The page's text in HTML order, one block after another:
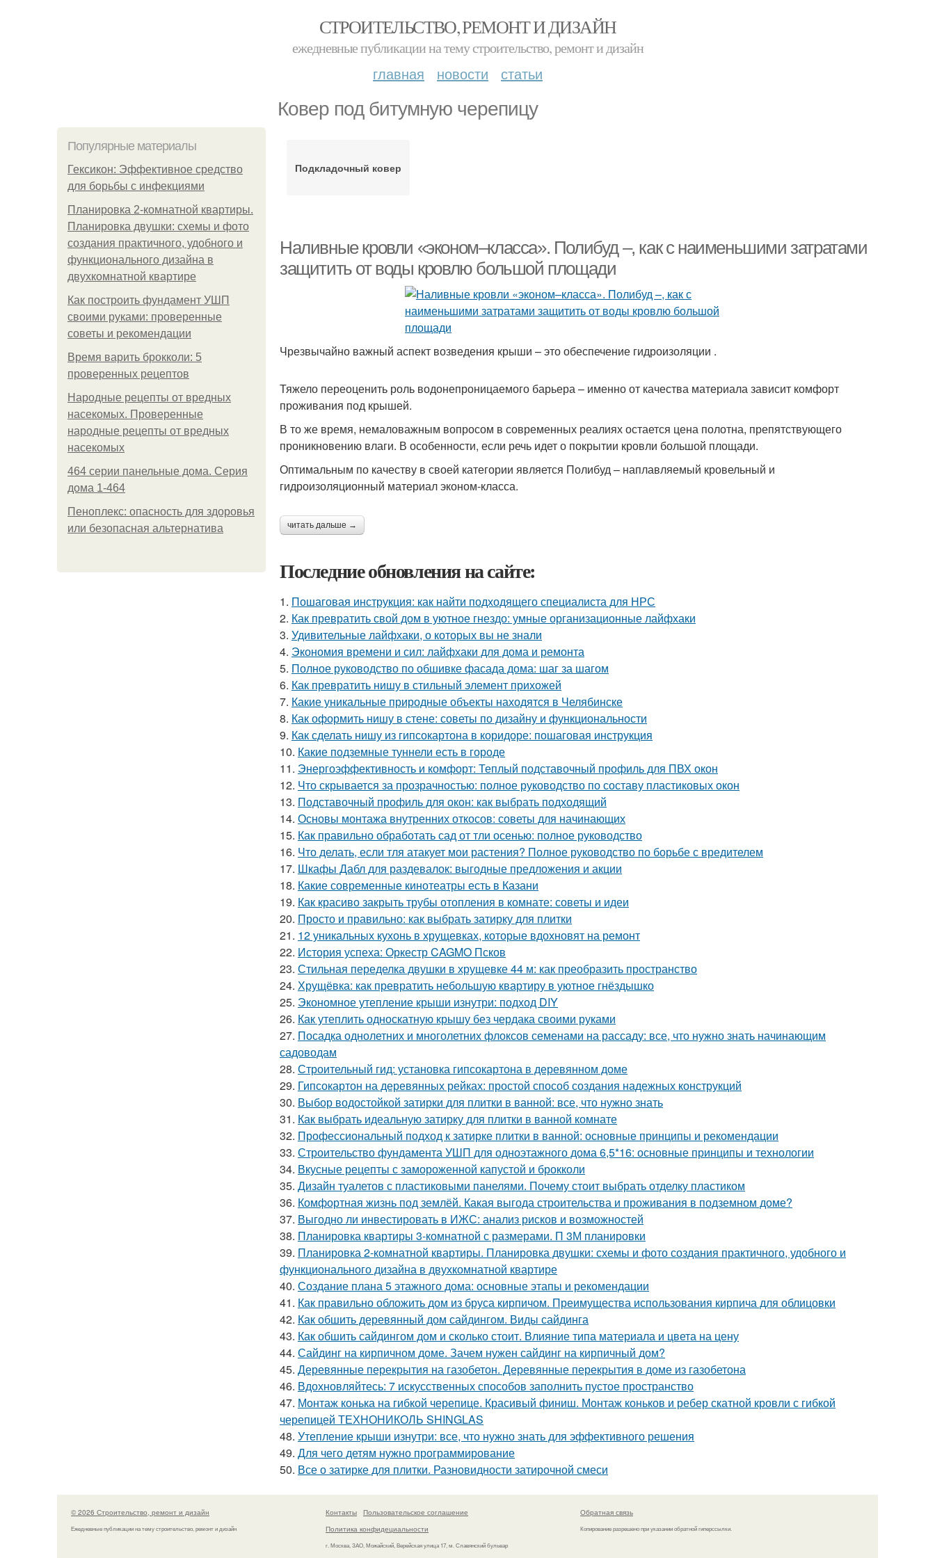
СТРОИТЕЛЬСТВО, РЕМОНТ И ДИЗАЙН
ежедневные публикации на тему строительство, ремонт и дизайн
главная новости статьи
Ковер под битумную черепицу
Популярные материалы
Гексикон: Эффективное средство
для борьбы с инфекциями
Планировка 2-комнатной квартиры.
Планировка двушки: схемы и фото
создания практичного, удобного и
функционального дизайна в
двухкомнатной квартире
Как построить фундамент УШП
своими руками: проверенные
советы и рекомендации
Время варить брокколи: 5
проверенных рецептов
Народные рецепты от вредных
насекомых. Проверенные
народные рецепты от вредных
насекомых
464 серии панельные дома. Серия
дома 1-464
Пеноплекс: опасность для здоровья
или безопасная альтернатива
Подкладочный ковер
Наливные кровли «эконом–класса». Полибуд –, как с наименьшими затратами
защитить от воды кровлю большой площади
Чрезвычайно важный аспект возведения крыши – это обеспечение гидроизоляции .
Тяжело переоценить роль водонепроницаемого барьера – именно от качества материала зависит комфорт
проживания под крышей.
В то же время, немаловажным вопросом в современных реалиях остается цена полотна, препятствующего
проникновению влаги. В особенности, если речь идет о покрытии кровли большой площади.
Оптимальным по качеству в своей категории является Полибуд – наплавляемый кровельный и
гидроизоляционный материал эконом-класса.
читать дальше →
Последние обновления на сайте:
1. Пошаговая инструкция: как найти подходящего специалиста для НРС
2. Как превратить свой дом в уютное гнездо: умные организационные лайфхаки
3. Удивительные лайфхаки, о которых вы не знали
4. Экономия времени и сил: лайфхаки для дома и ремонта
5. Полное руководство по обшивке фасада дома: шаг за шагом
6. Как превратить нишу в стильный элемент прихожей
7. Какие уникальные природные объекты находятся в Челябинске
8. Как оформить нишу в стене: советы по дизайну и функциональности
9. Как сделать нишу из гипсокартона в коридоре: пошаговая инструкция
10. Какие подземные туннели есть в городе
11. Энергоэффективность и комфорт: Теплый подставочный профиль для ПВХ окон
12. Что скрывается за прозрачностью: полное руководство по составу пластиковых окон
13. Подставочный профиль для окон: как выбрать подходящий
14. Основы монтажа внутренних откосов: советы для начинающих
15. Как правильно обработать сад от тли осенью: полное руководство
16. Что делать, если тля атакует мои растения? Полное руководство по борьбе с вредителем
17. Шкафы Дабл для раздевалок: выгодные предложения и акции
18. Какие современные кинотеатры есть в Казани
19. Как красиво закрыть трубы отопления в комнате: советы и идеи
20. Просто и правильно: как выбрать затирку для плитки
21. 12 уникальных кухонь в хрущевках, которые вдохновят на ремонт
22. История успеха: Оркестр CAGMO Псков
23. Стильная переделка двушки в хрущевке 44 м: как преобразить пространство
24. Хрущёвка: как превратить небольшую квартиру в уютное гнёздышко
25. Экономное утепление крыши изнутри: подход DIY
26. Как утеплить односкатную крышу без чердака своими руками
27. Посадка однолетних и многолетних флоксов семенами на рассаду: все, что нужно знать начинающим
садоводам
28. Строительный гид: установка гипсокартона в деревянном доме
29. Гипсокартон на деревянных рейках: простой способ создания надежных конструкций
30. Выбор водостойкой затирки для плитки в ванной: все, что нужно знать
31. Как выбрать идеальную затирку для плитки в ванной комнате
32. Профессиональный подход к затирке плитки в ванной: основные принципы и рекомендации
33. Строительство фундамента УШП для одноэтажного дома 6,5*16: основные принципы и технологии
34. Вкусные рецепты с замороженной капустой и брокколи
35. Дизайн туалетов с пластиковыми панелями. Почему стоит выбрать отделку пластиком
36. Комфортная жизнь под землёй. Какая выгода строительства и проживания в подземном доме?
37. Выгодно ли инвестировать в ИЖС: анализ рисков и возможностей
38. Планировка квартиры 3-комнатной с размерами. П 3М планировки
39. Планировка 2-комнатной квартиры. Планировка двушки: схемы и фото создания практичного, удобного и
функционального дизайна в двухкомнатной квартире
40. Создание плана 5 этажного дома: основные этапы и рекомендации
41. Как правильно обложить дом из бруса кирпичом. Преимущества использования кирпича для облицовки
42. Как обшить деревянный дом сайдингом. Виды сайдинга
43. Как обшить сайдингом дом и сколько стоит. Влияние типа материала и цвета на цену
44. Сайдинг на кирпичном доме. Зачем нужен сайдинг на кирпичный дом?
45. Деревянные перекрытия на газобетон. Деревянные перекрытия в доме из газобетона
46. Вдохновляйтесь: 7 искусственных способов заполнить пустое пространство
47. Монтаж конька на гибкой черепице. Красивый финиш. Монтаж коньков и ребер скатной кровли с гибкой
черепицей ТЕХНОНИКОЛЬ SHINGLAS
48. Утепление крыши изнутри: все, что нужно знать для эффективного решения
49. Для чего детям нужно программирование
50. Все о затирке для плитки. Разновидности затирочной смеси
© 2026 Строительство, ремонт и дизайн
Ежедневные публикации на тему строительство, ремонт и дизайн
Контакты
Пользовательское соглашение
Политика конфидециальности
г. Москва, ЗАО, Можайский, Верейская улица 17, м. Славянский бульвар
Обратная связь
Копирование разрешено при указании обратной гиперссылки.